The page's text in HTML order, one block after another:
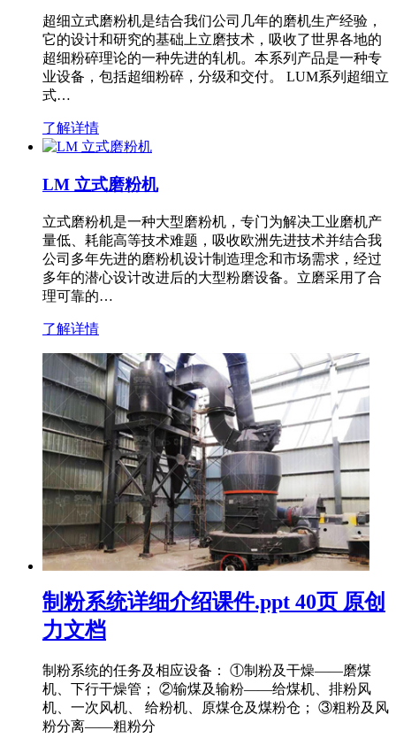
超细立式磨粉机是结合我们公司几年的磨机生产经验，
它的设计和研究的基础上立磨技术，吸收了世界各地的
超细粉碎理论的一种先进的轧机。本系列产品是一种专
业设备，包括超细粉碎，分级和交付。 LUM系列超细立
式…
了解详情
LM 立式磨粉机
立式磨粉机是一种大型磨粉机，专门为解决工业磨机产
量低、耗能高等技术难题，吸收欧洲先进技术并结合我
公司多年先进的磨粉机设计制造理念和市场需求，经过
多年的潜心设计改进后的大型粉磨设备。立磨采用了合
理可靠的…
了解详情
制粉系统详细介绍课件.ppt 40页 原创
力文档
制粉系统的任务及相应设备： ①制粉及干燥——磨煤
机、下行干燥管； ②输煤及输粉——给煤机、排粉风
机、一次风机、 给粉机、原煤仓及煤粉仓； ③粗粉及风
粉分离——粗粉分